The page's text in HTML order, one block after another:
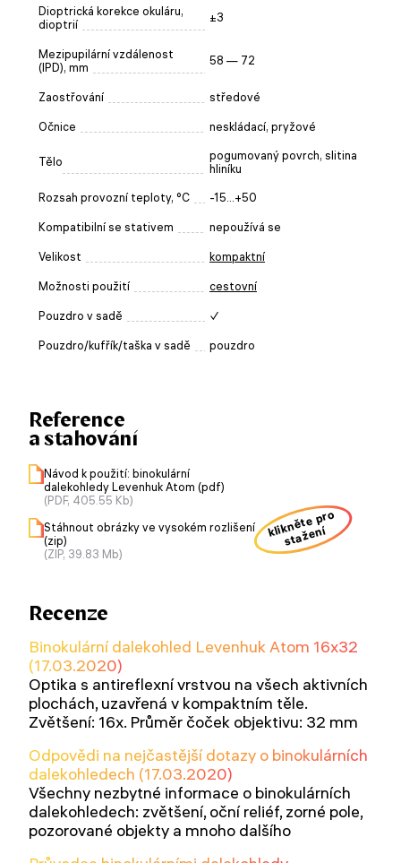
Dioptrická korekce okuláru,
dioptrií
±3
Mezipupilární vzdálenost
(IPD), mm
58 — 72
Zaostřování středové
Očnice neskládací, pryžové
Tělo
pogumovaný povrch, slitina
hliníku
Rozsah provozní teploty, °C -15...+50
Kompatibilní se stativem nepoužívá se
Velikost kompaktní
Možnosti použití cestovní
Pouzdro v sadě ✓
Pouzdro/kufřík/taška v sadě pouzdro
Reference
a stahování
Návod k použití: binokulární
dalekohledy Levenhuk Atom (pdf)
(PDF, 405.55 Kb)
Stáhnout obrázky ve vysokém rozlišení
(zip)
(ZIP, 39.83 Mb)
klikněte pro
stažení
Recenze
Binokulární dalekohled Levenhuk Atom 16x32
(17.03.2020)
Optika s antireflexní vrstvou na všech aktivních
plochách, uzavřená v kompaktním těle.
Zvětšení: 16x. Průměr čoček objektivu: 32 mm
Odpovědi na nejčastější dotazy o binokulárních
dalekohledech (17.03.2020)
Všechny nezbytné informace o binokulárních
dalekohledech: zvětšení, oční reliéf, zorné pole,
pozorované objekty a mnoho dalšího